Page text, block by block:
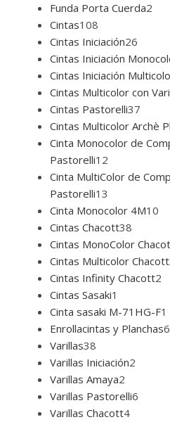
Funda Porta Cuerda2
Cintas108
Cintas Iniciación26
Cintas Iniciación
Cintas Iniciación
Cintas Multicolor con
Cintas Pastorelli37
Cintas Multicolor Archè
Cinta Monocolor de
Pastorelli12
Cinta MultiColor de
Pastorelli13
Cinta Monocolor 4M10
Cintas Chacott38
Cintas MonoColor
Cintas Multicolor Chacott
Cintas Infinity Chacott2
Cintas Sasaki1
Cinta sasaki M-71HG-F1
Enrollacintas y Planchas6
Varillas38
Varillas Iniciación2
Varillas Amaya2
Varillas Pastorelli6
Varillas Chacott4